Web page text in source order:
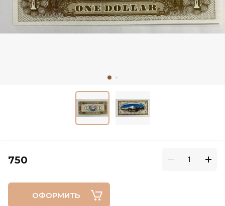
750
ОФОРМИТЬ